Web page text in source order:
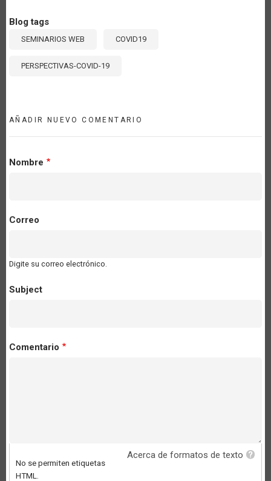
Blog tags
SEMINARIOS WEB COVID19
PERSPECTIVAS-COVID-19
AÑADIR NUEVO COMENTARIO
Nombre
Correo
Digite su correo electrónico.
Subject
Comentario
Acerca de formatos de texto
No se permiten etiquetas
HTML.